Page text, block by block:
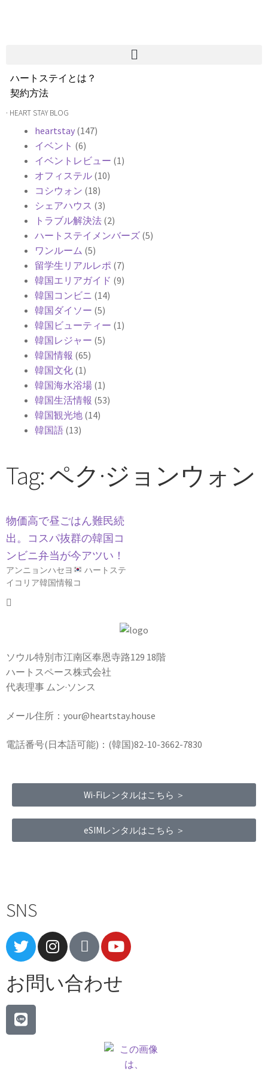
ハートステイとは？
契約方法
韓国不動産情報
よくある質問
Heartee
· HEART STAY BLOG
heartstay (147)
イベント (6)
イベントレビュー (1)
オフィステル (10)
コシウォン (18)
シェアハウス (3)
トラブル解決法 (2)
ハートステイメンバーズ (5)
ワンルーム (5)
留学生リアルレポ (7)
韓国エリアガイド (9)
韓国コンビニ (14)
韓国ダイソー (5)
韓国ビューティー (1)
韓国レジャー (5)
韓国情報 (65)
韓国文化 (1)
韓国海水浴場 (1)
韓国生活情報 (53)
韓国観光地 (14)
韓国語 (13)
Tag: ペク·ジョンウォン
物価高で昼ごはん難民続
出。コスパ抜群の韓国コ
ンビニ弁当が今アツい！
アンニョンハセヨ
ハートステ
イコリア韓国情報コ
ソウル特別市江南区奉恩寺路129 18階
ハートスペース株式会社
代表理事 ムン·ソンス
メール住所：your@heartstay.house
電話番号(日本語可能)：(韓国)82-10-3662-7830
Wi-Fiレンタルはこちら ＞
eSIMレンタルはこちら ＞
SNS
お問い合わせ